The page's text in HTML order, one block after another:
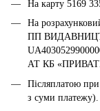
На карту 5169
На
ПП
АТ КБ
Післяплатою
з суми платежу).